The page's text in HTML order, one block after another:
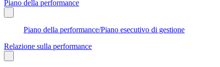
Piano della performance
Piano della performance/Piano esecutivo di gestione
Relazione sulla performance